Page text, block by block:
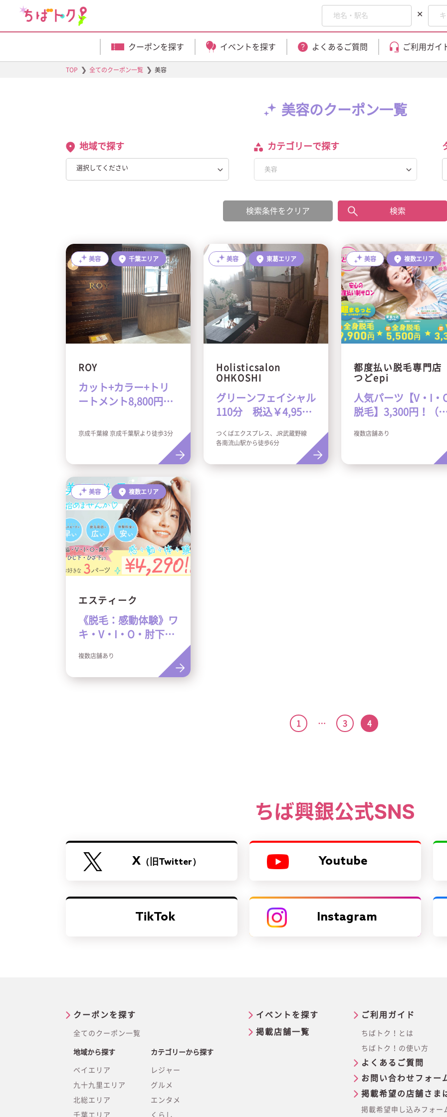
✕
クーポンを探す イベントを探す よくあるご質問 ご利用ガイ
TOP ❯ 全てのクーポン一覧 ❯ 美容
美容のクーポン一覧
地域で探す
選択してください
カテゴリーで探す
検索条件をクリア
美容 千葉エリア
ROY
カット+カラー+トリ
ートメント8,800円
京成千葉線 京成千葉駅より徒歩3分
美容 東葛エリア
Holisticsalon
OHKOSHI
グリーンフェイシャル
110分 税込￥4,950
つくばエクスプレス、JR武蔵野線
各南流山駅から徒歩6分
美容 複数エリア
都度払い脱毛専門
つどepi
人気パーツ【V・I・
脱毛】3,300円！（
複数店舗あり
美容 複数エリア
エスティーク
《脱毛：感動体験》ワ
キ・V・I・O・肘下・
(ご新規さま限定)
複数店舗あり
1 … 3 4
X （旧Twitter） Youtube
TikTok Instagram
クーポンを探す
全てのクーポン一覧
地域から探す
ベイエリア
九十九里エリア
北総エリア
千葉エリア
カテゴリーから探す
レジャー
グルメ
エンタメ
くらし
イベントを探す
掲載店舗一覧
ご利用ガイド
ちばトク！とは
ちばトク！の使い方
よくあるご質問
お問い合わせフォー
掲載希望の店舗さま
掲載希望申し込みフォー